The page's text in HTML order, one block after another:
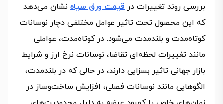
بررسی روند تغییرات در قیمت ورق سیاه نشان می‌دهد
که این محصول تحت تاثیر عوامل مختلفی دچار نوسانات
کوتاه‌مدت و بلندمدت می‌شود. در کوتاه‌مدت، عواملی
مانند تغییرات لحظه‌ای تقاضا، نوسانات نرخ ارز و شرایط
بازار جهانی تاثیر بسزایی دارند، در حالی که در بلندمدت،
الگوهایی مانند نوسانات فصلی، افزایش ساخت‌وساز در